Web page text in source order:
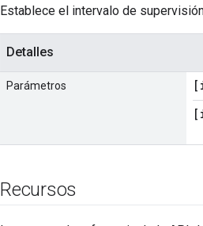
Establece el intervalo de
Detalles
Parámetros
Recursos